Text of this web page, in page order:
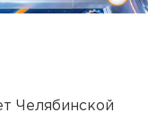
Челябинской